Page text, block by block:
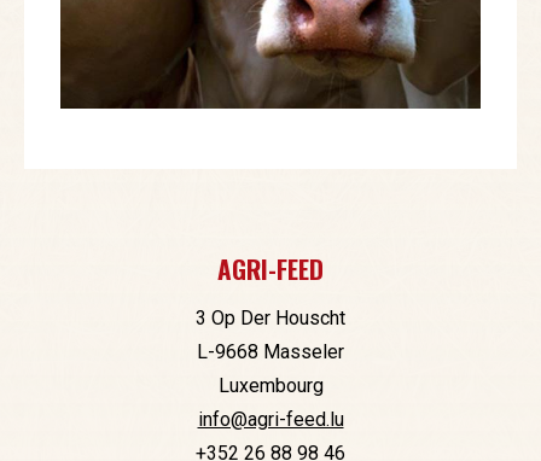
AGRI-FEED
3 Op Der Houscht
L-9668 Masseler
Luxembourg
info@agri-feed.lu
+352 26 88 98 46